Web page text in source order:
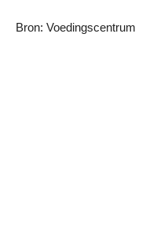
Bron: Voedingscentrum